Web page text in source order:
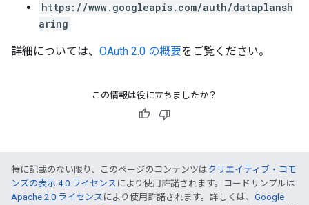
https://www.googleapis.com/auth/dataplansh
aring
詳細については、 OAuth 2.0 の概要をご覧ください。
この情報は役に立ちましたか？
特に記載のない限り、このページのコンテンツはクリエイティブ・コモ
ンズの表示 4.0 ライセンス により使用許諾されます。コードサンプルは
Apache 2.0 ライセンス により使用許諾されます。詳しくは、 Google